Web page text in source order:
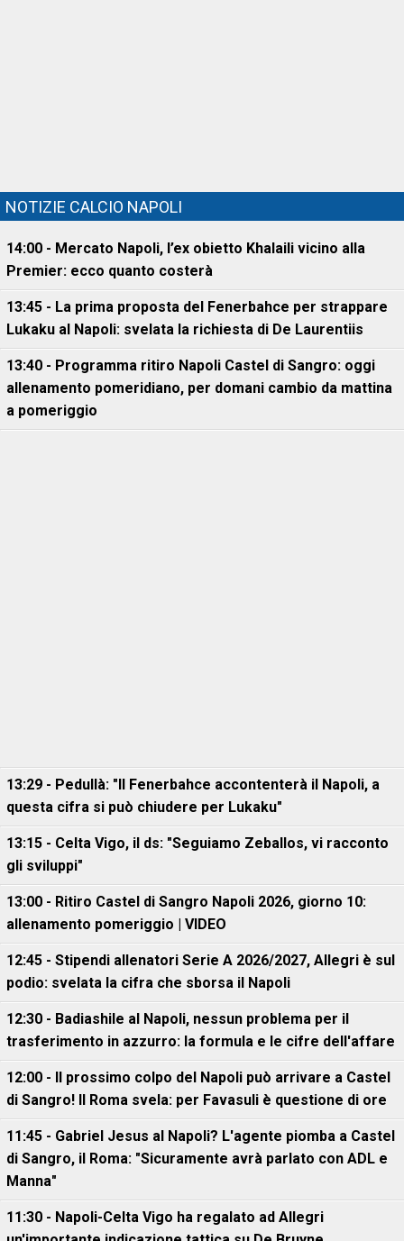
NOTIZIE CALCIO NAPOLI
14:00 - Mercato Napoli, l’ex obietto Khalaili vicino alla
Premier: ecco quanto costerà
13:45 - La prima proposta del Fenerbahce per strappare
Lukaku al Napoli: svelata la richiesta di De Laurentiis
13:40 - Programma ritiro Napoli Castel di Sangro: oggi
allenamento pomeridiano, per domani cambio da mattina
a pomeriggio
13:29 - Pedullà: "Il Fenerbahce accontenterà il Napoli, a
questa cifra si può chiudere per Lukaku"
13:15 - Celta Vigo, il ds: "Seguiamo Zeballos, vi racconto
gli sviluppi"
13:00 - Ritiro Castel di Sangro Napoli 2026, giorno 10:
allenamento pomeriggio | VIDEO
12:45 - Stipendi allenatori Serie A 2026/2027, Allegri è sul
podio: svelata la cifra che sborsa il Napoli
12:30 - Badiashile al Napoli, nessun problema per il
trasferimento in azzurro: la formula e le cifre dell'affare
12:00 - Il prossimo colpo del Napoli può arrivare a Castel
di Sangro! Il Roma svela: per Favasuli è questione di ore
11:45 - Gabriel Jesus al Napoli? L'agente piomba a Castel
di Sangro, il Roma: "Sicuramente avrà parlato con ADL e
Manna"
11:30 - Napoli-Celta Vigo ha regalato ad Allegri